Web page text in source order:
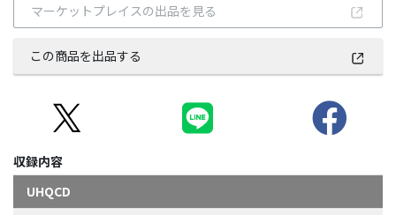
マーケットプレイスの出品を見る
この商品を出品する
収録内容
UHQCD